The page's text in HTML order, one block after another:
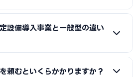
す。帯広商工会議所で最適な経費配
ます。
型）の申請に必要な基本書類は、G
計算書（現状比較）・設備メーカー
断機関の協力が必要です。帯広商工
書類の確認と診断機関の紹介を受け
設備導入事業と一般型の違い
事前登録された省エネ設備から選ぶ
頼むといくらかかりますか？